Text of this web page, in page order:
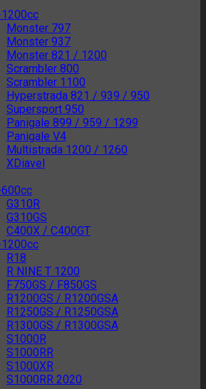
Monster 797
Monster 937
Monster 821 / 1200
Scrambler 800
Scrambler 1100
Hyperstrada 821 / 939 / 950
Supersport 950
Panigale 899 / 959 / 1299
Panigale V4
Multistrada 1200 / 1260
XDiavel
G310R
G310GS
C400X / C400GT
R18
R NINE T 1200
F750GS / F850GS
R1200GS / R1200GSA
R1250GS / R1250GSA
R1300GS / R1300GSA
S1000R
S1000RR
S1000XR
S1000RR 2020